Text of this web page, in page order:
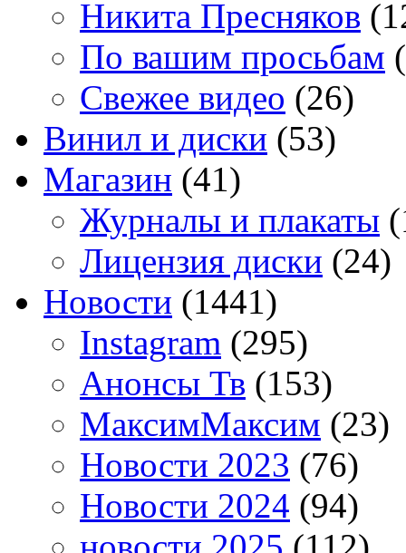
Никита Пресняков
По вашим просьбам
Свежее видео (26)
Винил и диски (53)
Магазин (41)
Журналы и плакаты
Лицензия диски (24)
Новости (1441)
Instagram (295)
Анонсы Тв (153)
МаксимМаксим (23)
Новости 2023 (76)
Новости 2024 (94)